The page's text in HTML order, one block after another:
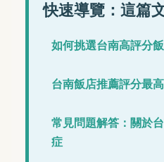
快速導覽：這篇
如何挑選台南高評分
台南飯店推薦評分最
常見問題解答：關於
症